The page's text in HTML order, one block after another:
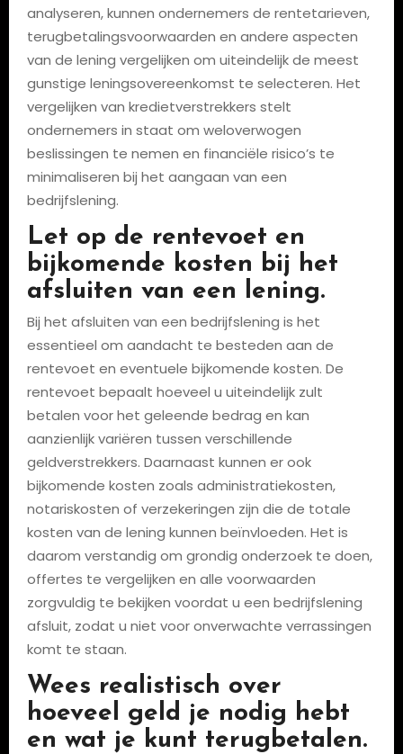
analyseren, kunnen ondernemers de rentetarieven,
terugbetalingsvoorwaarden en andere aspecten
van de lening vergelijken om uiteindelijk de meest
gunstige leningsovereenkomst te selecteren. Het
vergelijken van kredietverstrekkers stelt
ondernemers in staat om weloverwogen
beslissingen te nemen en financiële risico’s te
minimaliseren bij het aangaan van een
bedrijfslening.
Let op de rentevoet en
bijkomende kosten bij het
afsluiten van een lening.
Bij het afsluiten van een bedrijfslening is het
essentieel om aandacht te besteden aan de
rentevoet en eventuele bijkomende kosten. De
rentevoet bepaalt hoeveel u uiteindelijk zult
betalen voor het geleende bedrag en kan
aanzienlijk variëren tussen verschillende
geldverstrekkers. Daarnaast kunnen er ook
bijkomende kosten zoals administratiekosten,
notariskosten of verzekeringen zijn die de totale
kosten van de lening kunnen beïnvloeden. Het is
daarom verstandig om grondig onderzoek te doen,
offertes te vergelijken en alle voorwaarden
zorgvuldig te bekijken voordat u een bedrijfslening
afsluit, zodat u niet voor onverwachte verrassingen
komt te staan.
Wees realistisch over
hoeveel geld je nodig hebt
en wat je kunt terugbetalen.